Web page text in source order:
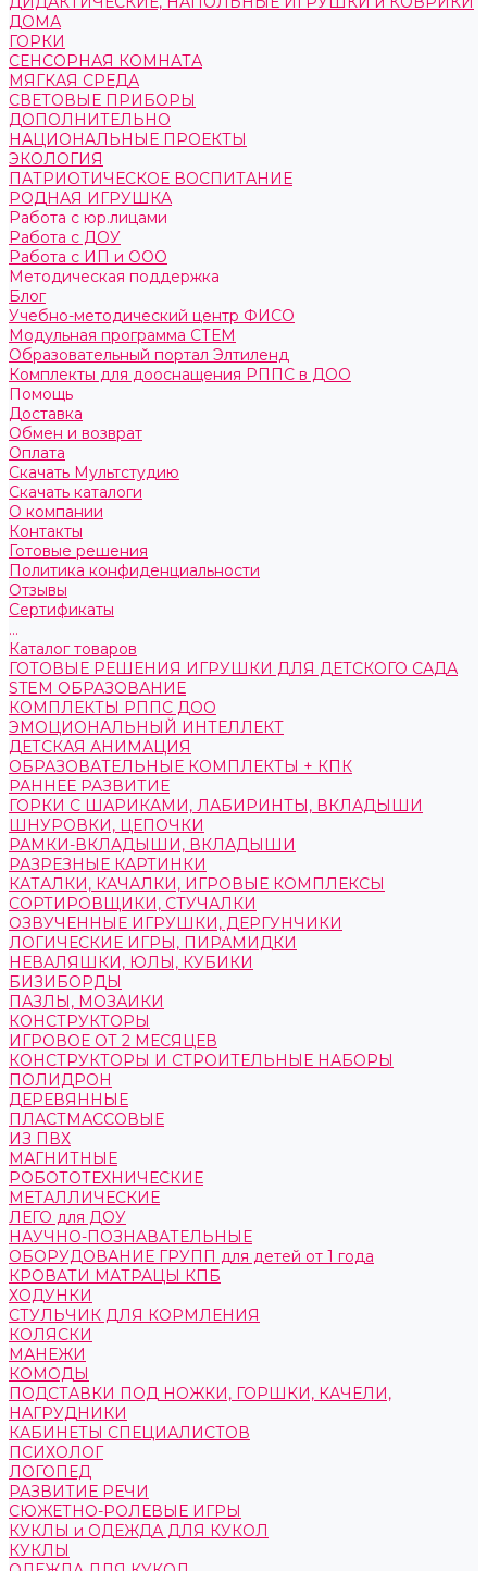
ДОМА
ГОРКИ
СЕНСОРНАЯ КОМНАТА
МЯГКАЯ СРЕДА
СВЕТОВЫЕ ПРИБОРЫ
ДОПОЛНИТЕЛЬНО
НАЦИОНАЛЬНЫЕ ПРОЕКТЫ
ЭКОЛОГИЯ
ПАТРИОТИЧЕСКОЕ ВОСПИТАНИЕ
РОДНАЯ ИГРУШКА
Работа с юр.лицами
Работа с ДОУ
Работа с ИП и ООО
Методическая поддержка
Блог
Учебно-методический центр ФИСО
Модульная программа СТЕМ
Образовательный портал Элтиленд
Комплекты для дооснащения РППС в ДОО
Помощь
Доставка
Обмен и возврат
Оплата
Скачать Мультстудию
Скачать каталоги
О компании
Контакты
Готовые решения
Политика конфиденциальности
Отзывы
Сертификаты
...
Каталог товаров
ГОТОВЫЕ РЕШЕНИЯ ИГРУШКИ ДЛЯ ДЕТСКОГО САДА
STEM ОБРАЗОВАНИЕ
КОМПЛЕКТЫ РППС ДОО
ЭМОЦИОНАЛЬНЫЙ ИНТЕЛЛЕКТ
ДЕТСКАЯ АНИМАЦИЯ
ОБРАЗОВАТЕЛЬНЫЕ КОМПЛЕКТЫ + КПК
РАННЕЕ РАЗВИТИЕ
ГОРКИ С ШАРИКАМИ, ЛАБИРИНТЫ, ВКЛАДЫШИ
ШНУРОВКИ, ЦЕПОЧКИ
РАМКИ-ВКЛАДЫШИ, ВКЛАДЫШИ
РАЗРЕЗНЫЕ КАРТИНКИ
КАТАЛКИ, КАЧАЛКИ, ИГРОВЫЕ КОМПЛЕКСЫ
СОРТИРОВЩИКИ, СТУЧАЛКИ
ОЗВУЧЕННЫЕ ИГРУШКИ, ДЕРГУНЧИКИ
ЛОГИЧЕСКИЕ ИГРЫ, ПИРАМИДКИ
НЕВАЛЯШКИ, ЮЛЫ, КУБИКИ
БИЗИБОРДЫ
ПАЗЛЫ, МОЗАИКИ
КОНСТРУКТОРЫ
ИГРОВОЕ ОТ 2 МЕСЯЦЕВ
КОНСТРУКТОРЫ И СТРОИТЕЛЬНЫЕ НАБОРЫ
ПОЛИДРОН
ДЕРЕВЯННЫЕ
ПЛАСТМАССОВЫЕ
ИЗ ПВХ
МАГНИТНЫЕ
РОБОТОТЕХНИЧЕСКИЕ
МЕТАЛЛИЧЕСКИЕ
ЛЕГО для ДОУ
НАУЧНО-ПОЗНАВАТЕЛЬНЫЕ
ОБОРУДОВАНИЕ ГРУПП для детей от 1 года
КРОВАТИ МАТРАЦЫ КПБ
ХОДУНКИ
СТУЛЬЧИК ДЛЯ КОРМЛЕНИЯ
КОЛЯСКИ
МАНЕЖИ
КОМОДЫ
ПОДСТАВКИ ПОД НОЖКИ, ГОРШКИ, КАЧЕЛИ,
НАГРУДНИКИ
КАБИНЕТЫ СПЕЦИАЛИСТОВ
ПСИХОЛОГ
ЛОГОПЕД
РАЗВИТИЕ РЕЧИ
СЮЖЕТНО-РОЛЕВЫЕ ИГРЫ
КУКЛЫ и ОДЕЖДА ДЛЯ КУКОЛ
КУКЛЫ